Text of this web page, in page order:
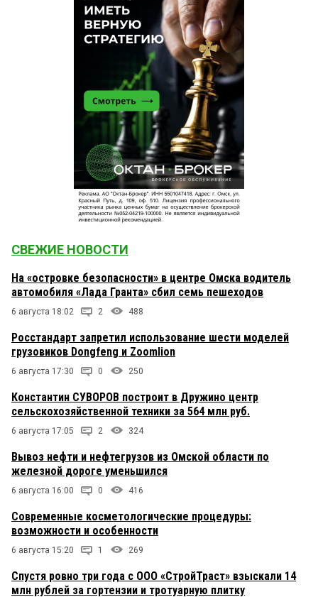
СВЕЖИЕ НОВОСТИ
На «островке безопасности» в центре Омска водитель
автомобиля «Лада Гранта» сбил семь пешеходов
6 августа 18:02 2 488
Росстандарт запретил использование шести моделей
грузовиков Dongfeng и Zoomlion
6 августа 17:30 0 250
Константин СУВОРОВ построит в Дружино центр
сельскохозяйственной техники за 564 млн руб.
6 августа 17:05 2 324
Вывоз нефти и нефтегрузов из Омской области по
железной дороге уменьшился
6 августа 16:00 0 416
Современные косметологические процедуры:
возможности и особенности
6 августа 15:20 1 269
Спустя ровно три года с ООО «СтройТраст» взыскали 14
млн рублей за гортензии и тротуарную плитку